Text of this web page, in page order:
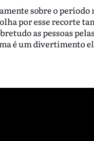
sobre o
por esse recorte
as pessoas
é um divertimento